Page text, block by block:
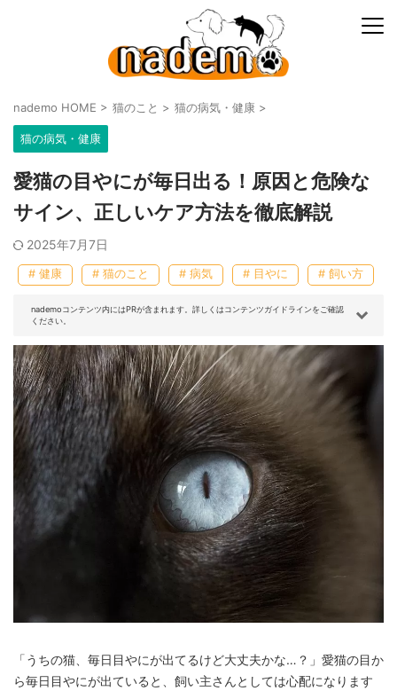
nademo HOME > 猫のこと > 猫の病気・健康 >
猫の病気・健康
愛猫の目やにが毎日出る！原因と危険な
サイン、正しいケア方法を徹底解説
2025年7月7日
# 健康 # 猫のこと # 病気 # 目やに # 飼い方
nademoコンテンツ内にはPRが含まれます。詳しくはコンテンツガイドラインをご確認
ください。
「うちの猫、毎日目やにが出てるけど大丈夫かな…？」愛猫の目か
ら毎日目やにが出ていると、飼い主さんとしては心配になります